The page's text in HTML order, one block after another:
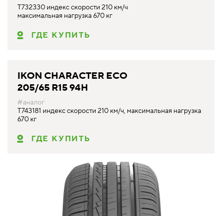
T732330 индекс скорости 210 км/ч
максимальная нагрузка 670 кг
ГДЕ КУПИТЬ
IKON CHARACTER ECO
205/65 R15 94H
#аналог
T743181 индекс скорости 210 км/ч, максимальная нагрузка
670 кг
ГДЕ КУПИТЬ